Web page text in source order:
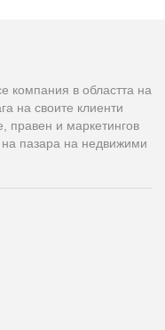
в областта на
на своите клиенти
правен и маркетингов
пазара на недвижими